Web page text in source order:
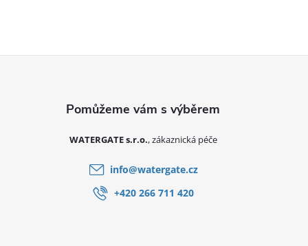
WATERGATE s.r.o.
info@watergate.cz
+420 266 711 420